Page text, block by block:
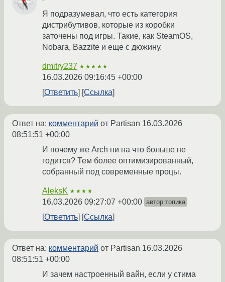
Я подразумевал, что есть категория
дистрибутивов, которые из коробки
заточены под игры. Такие, как SteamOS,
Nobara, Bazzite и еще с дюжину.
dmitry237 ★★★★★
16.03.2026 09:16:45 +00:00
Ответить
Ссылка
Ответ на: комментарий от Partisan 16.03.2026
08:51:51 +00:00
И почему же Arch ни на что больше не
годится? Тем более оптимизированный,
собранный под современные процы.
AleksK ★★★★
16.03.2026 09:27:07 +00:00 автор топика
Ответить Ссылка
Ответ на: комментарий от Partisan 16.03.2026
08:51:51 +00:00
И зачем настроенный вайн, если у стима